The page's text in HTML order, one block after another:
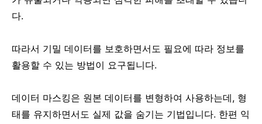
다.
따라서 기밀 데이터를 보호하면서도 필요에 따라 정보를
활용할 수 있는 방법이 요구됩니다.
데이터 마스킹은 원본 데이터를 변형하여 사용하는데, 형
태를 유지하면서도 실제 값을 숨기는 기법입니다. 한편 익